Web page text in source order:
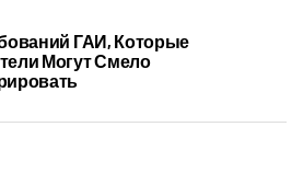
ГАИ, Которые
Могут Смело